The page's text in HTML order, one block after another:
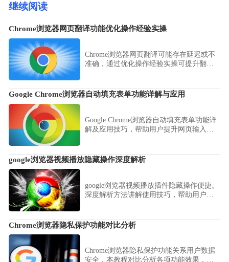
继续阅读
Chrome浏览器网页翻译功能优化操作经验实操
Chrome浏览器网页翻译可能存在延迟或不
准确，通过优化操作经验实操可提升翻译
Google Chrome浏览器自动填充表单功能详解与应用
Google Chrome浏览器自动填充表单功能详
解及应用技巧，帮助用户提升网页输入效
google浏览器视频播放隐藏操作深度解析
google浏览器视频播放插件隐藏操作便捷。
深度解析方法讲解使用技巧，帮助用户提
Chrome浏览器隐私保护功能对比分析
Chrome浏览器隐私保护功能关系用户数据
安全，本教程对比分析各项功能效果，帮